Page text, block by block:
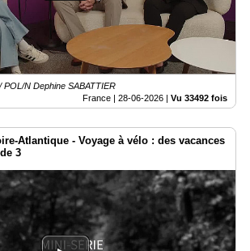
POL/N Dephine SABATTIER
France | 28-06-2026 Vu 33492 fois
Atlantique - Voyage à vélo : des vacances
3